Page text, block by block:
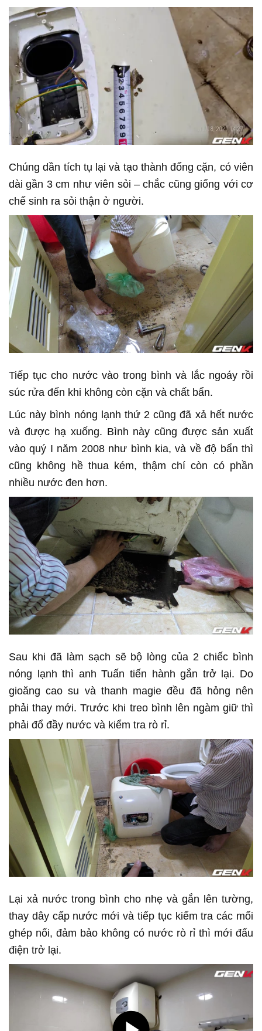
Chúng dần tích tụ lại và tạo thành đống cặn, có viên
dài gần 3 cm như viên sỏi – chắc cũng giống với cơ
chế sinh ra sỏi thận ở người.
Tiếp tục cho nước vào trong bình và lắc ngoáy rồi
súc rửa đến khi không còn cặn và chất bẩn.
Lúc này bình nóng lạnh thứ 2 cũng đã xả hết nước
và được hạ xuống. Bình này cũng được sản xuất
vào quý I năm 2008 như bình kia, và về độ bẩn thì
cũng không hề thua kém, thậm chí còn có phần
nhiều nước đen hơn.
Sau khi đã làm sạch sẽ bộ lòng của 2 chiếc bình
nóng lạnh thì anh Tuấn tiến hành gắn trở lại. Do
gioăng cao su và thanh magie đều đã hỏng nên
phải thay mới. Trước khi treo bình lên ngàm giữ thì
phải đổ đầy nước và kiểm tra rò rỉ.
Lại xả nước trong bình cho nhẹ và gắn lên tường,
thay dây cấp nước mới và tiếp tục kiểm tra các mối
ghép nối, đảm bảo không có nước rò rỉ thì mới đấu
điện trở lại.